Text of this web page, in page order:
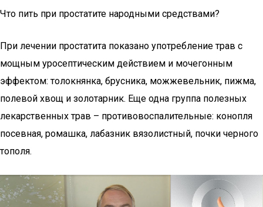
Что пить при простатите народными средствами?
При лечении простатита показано употребление трав с
мощным уросептическим действием и мочегонным
эффектом: толокнянка, брусника, можжевельник, пижма,
полевой хвощ и золотарник. Еще одна группа полезных
лекарственных трав – противовоспалительные: конопля
посевная, ромашка, лабазник вязолистный, почки черного
тополя.